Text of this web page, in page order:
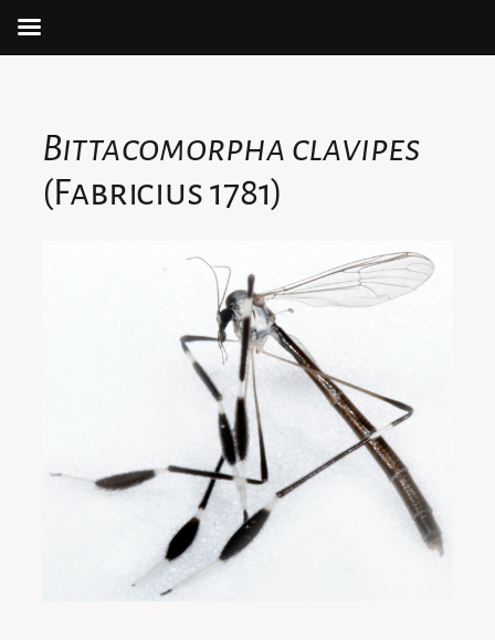
Bittacomorpha clavipes
(Fabricius 1781)